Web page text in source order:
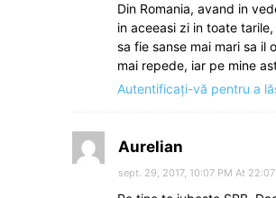
Din Romania, avand in
in aceeasi zi in toate
sa fie sanse mai mari sa il
mai repede, iar pe mine
Autentificați-vă pentru a
Aurelian
sept. 29, 2017, 10:07 PM At 22:07